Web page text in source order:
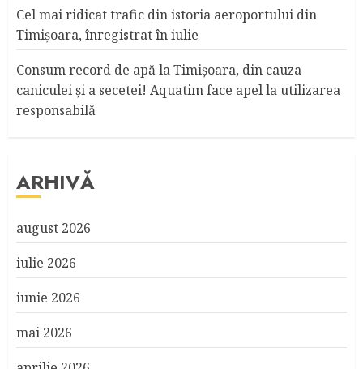
Cel mai ridicat trafic din istoria aeroportului din
Timişoara, înregistrat în iulie
Consum record de apă la Timişoara, din cauza
caniculei şi a secetei! Aquatim face apel la utilizarea
responsabilă
ARHIVĂ
august 2026
iulie 2026
iunie 2026
mai 2026